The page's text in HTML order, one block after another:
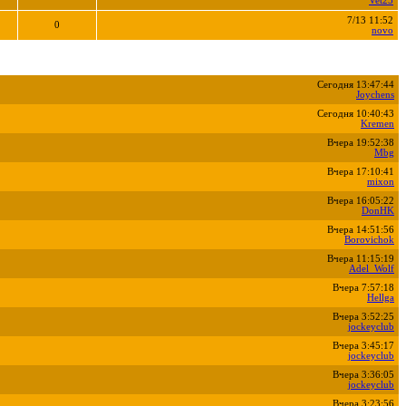
0
7/13 11:52
novo
Сегодня 13:47:44
Joychens
Сегодня 10:40:43
Kremen
Вчера 19:52:38
Mbg
Вчера 17:10:41
mixon
Вчера 16:05:22
DonHK
Вчера 14:51:56
Borovichok
Вчера 11:15:19
Adel_Wolf
Вчера 7:57:18
Hellga
Вчера 3:52:25
jockeyclub
Вчера 3:45:17
jockeyclub
Вчера 3:36:05
jockeyclub
Вчера 3:23:56